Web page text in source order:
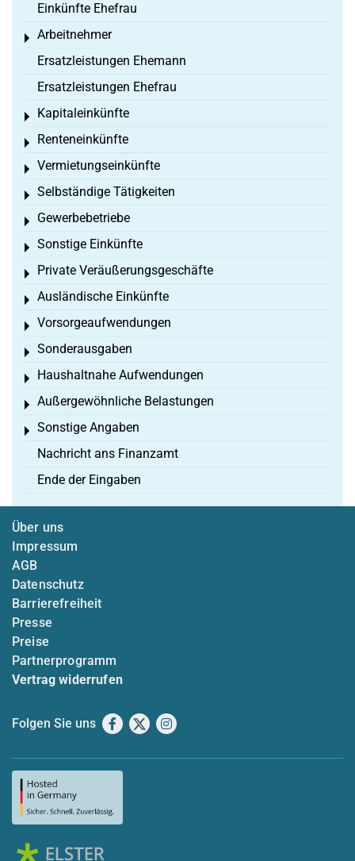
Einkünfte Ehefrau
Arbeitnehmer
Toggle menu
Ersatzleistungen Ehemann
Ersatzleistungen Ehefrau
Kapitaleinkünfte
Toggle menu
Renteneinkünfte
Toggle menu
Vermietungseinkünfte
Toggle menu
Selbständige Tätigkeiten
Toggle menu
Gewerbebetriebe
Toggle menu
Sonstige Einkünfte
Toggle menu
Private Veräußerungsgeschäfte
Toggle menu
Ausländische Einkünfte
Toggle menu
Vorsorgeaufwendungen
Toggle menu
Sonderausgaben
Toggle menu
Haushaltnahe Aufwendungen
Toggle menu
Außergewöhnliche Belastungen
Toggle menu
Sonstige Angaben
Toggle menu
Nachricht ans Finanzamt
Ende der Eingaben
Über uns
Impressum
AGB
Datenschutz
Barrierefreiheit
Presse
Preise
Partnerprogramm
Vertrag widerrufen
Folgen Sie uns Facebook
X Instagram